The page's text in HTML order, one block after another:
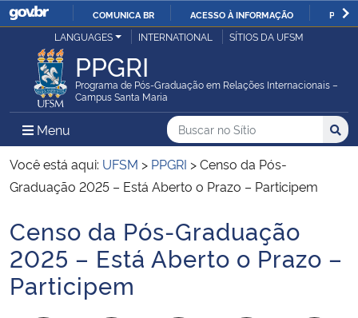
IR
O
COMUNICA BR ACESSO À INFORMAÇÃO
Ministério da Justiça e Segurança Pública
Ministério da Defesa
Ministério das Relações Exteriores
Ministério da Infraestrutura
Ministério da Agricultura, Pecuária e Abastecimento
LANGUAGES INTERNATIONAL SÍTIOS DA UFSM
PPGRI
Programa de Pós-Graduação em Relações Internacionais –
Campus Santa Maria
Menu Menu Principal do Sítio
Busca
Buscar no no Sítio
Busca:
Você está aqui: UFSM > PPGRI >Censo da Pós-
Graduação 2025 – Está Aberto o Prazo – Participem
Início do conteúdo
Censo da Pós-Graduação
2025 – Está Aberto o Prazo –
Participem